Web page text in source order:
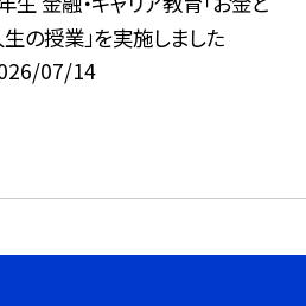
の授業」を実施しました
07/14